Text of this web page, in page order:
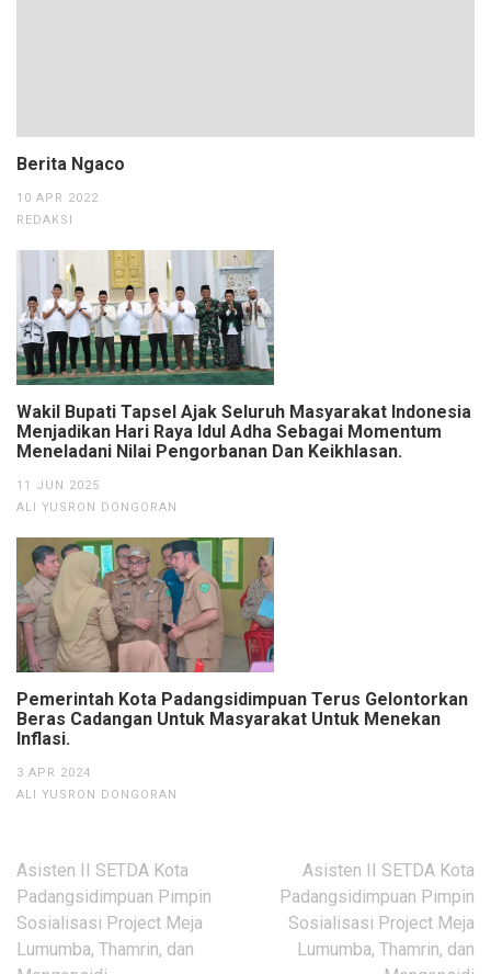
Berita Ngaco
10 APR 2022
REDAKSI
Wakil Bupati Tapsel Ajak Seluruh Masyarakat Indonesia
Menjadikan Hari Raya Idul Adha Sebagai Momentum
Meneladani Nilai Pengorbanan Dan Keikhlasan.
11 JUN 2025
ALI YUSRON DONGORAN
Pemerintah Kota Padangsidimpuan Terus Gelontorkan
Beras Cadangan Untuk Masyarakat Untuk Menekan
Inflasi.
3 APR 2024
ALI YUSRON DONGORAN
Navigasi
pos
Asisten II SETDA Kota
Padangsidimpuan Pimpin
Sosialisasi Project Meja
Lumumba, Thamrin, dan
Asisten II SETDA Kota
Padangsidimpuan Pimpin
Sosialisasi Project Meja
Lumumba, Thamrin, dan